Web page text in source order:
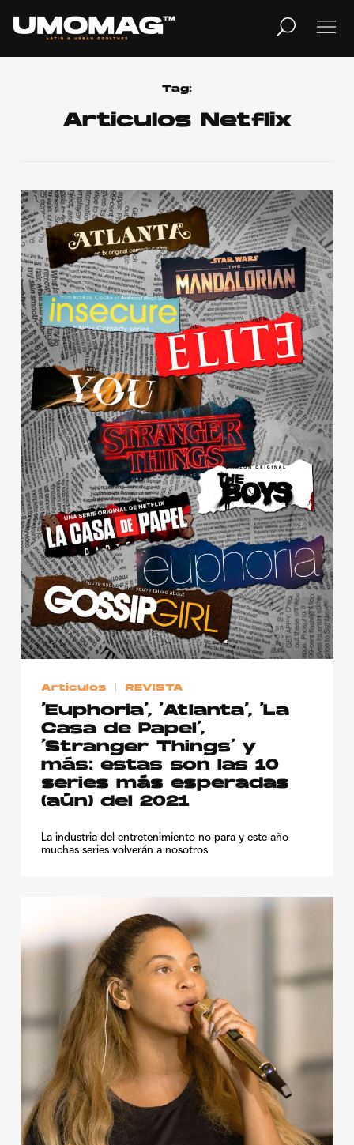
Home
Cover Story
Publicidad
Contacto
Aviso Legal
© 2015-2022 UMOMAG. PROPIEDAD DE UMO agency. TODOS LOS
DERECHOS RESERVADOS.
Tag:
Articulos Netflix
Artículos REVISTA
‘Euphoria’, ‘Atlanta’, ‘La
Casa de Papel’,
‘Stranger Things’ y
más: estas son las 10
series más esperadas
(aún) del 2021
La industria del entretenimiento no para y este año
muchas series volverán a nosotros